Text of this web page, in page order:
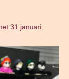
31 januari.